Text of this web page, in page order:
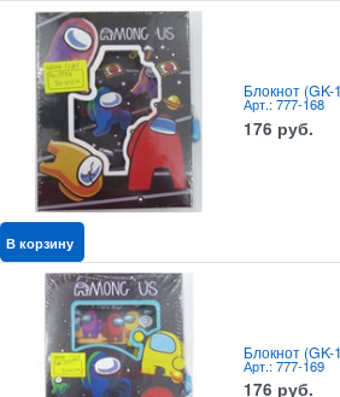
Блокнот
Арт.: 777-168
176 руб.
В корзину
Блокнот
Арт.: 777-169
176 руб.